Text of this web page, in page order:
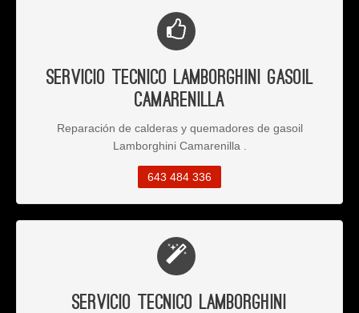
Servicio Tecnico Lamborghini Gasoil
Camarenilla
Reparación de calderas y quemadores de gasoil
Lamborghini Camarenilla .
643 484 336
Servicio Tecnico Lamborghini